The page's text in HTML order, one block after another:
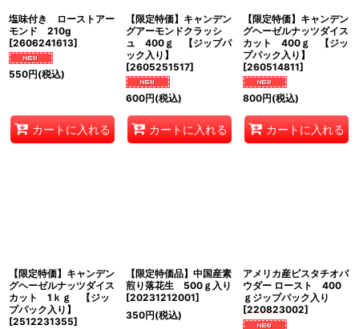
塩味付き ローストアー
モンド 210g
[2606241613]
550円(税込)
カートに入れる
【限定特価】キャンデン
グアーモンドクラッシ
ュ 400ｇ 【ジップパ
ック入り】
[2605251517]
600円(税込)
カートに入れる
【限定特価】キャンデン
グヘーゼルナッツダイス
カット 400ｇ 【ジッ
プパック入り】
[260514811]
800円(税込)
カートに入れる
【限定特価】キャンデン
グヘーゼルナッツダイス
カット 1ｋｇ 【ジッ
プパック入り】
[2512231355]
【限定特価品】中国産素
煎り落花生 500ｇ入り
[20231212001]
350円(税込)
アメリカ産ピスタチオパ
ウダー ロースト 400
ｇジップパック入り
[220823002]